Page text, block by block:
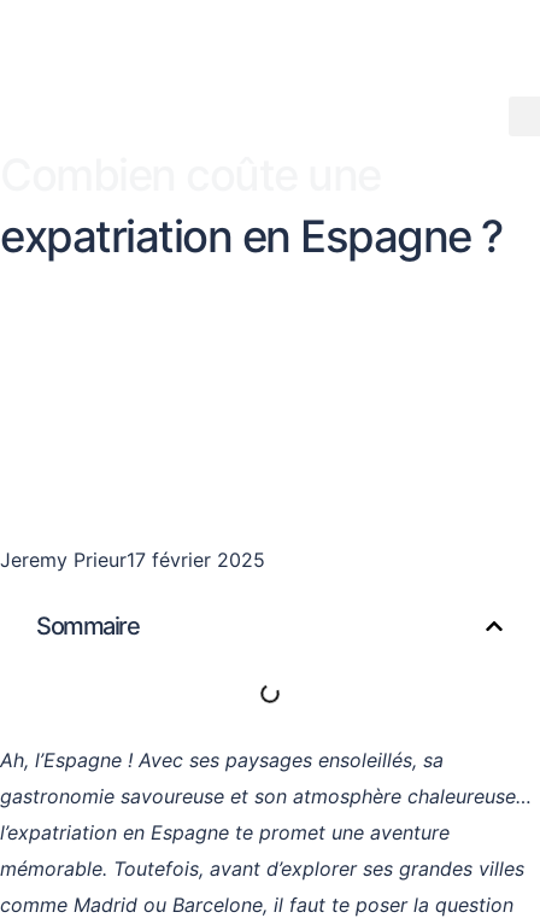
expatriation en Espagne ?
Jeremy Prieur17 février 2025
Sommaire
Ah, l’Espagne ! Avec ses paysages ensoleillés, sa
gastronomie savoureuse et son atmosphère chaleureuse…
l’expatriation en Espagne te promet une aventure
mémorable. Toutefois, avant d’explorer ses grandes villes
comme Madrid ou Barcelone, il faut te poser la question